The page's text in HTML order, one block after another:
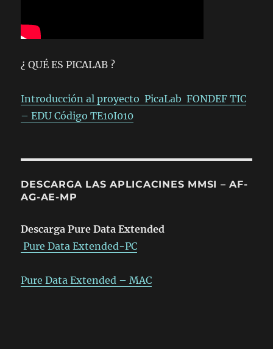
¿ QUÉ ES PICALAB ?
Introducción al proyecto PicaLab FONDEF TIC
– EDU Código TE10I010
DESCARGA LAS APLICACINES MMSI – AF-
AG-AE-MP
Descarga Pure Data Extended
Pure Data Extended-PC
Pure Data Extended – MAC